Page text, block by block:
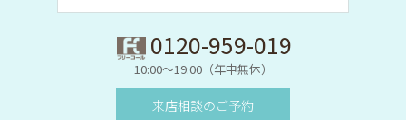
0120-959-019
10:00～19:00（年中無休）
来店相談のご予約